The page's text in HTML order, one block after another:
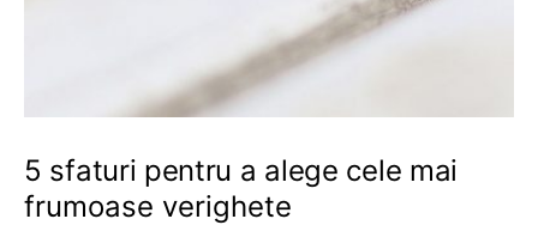
5 sfaturi pentru a alege cele mai
frumoase verighete